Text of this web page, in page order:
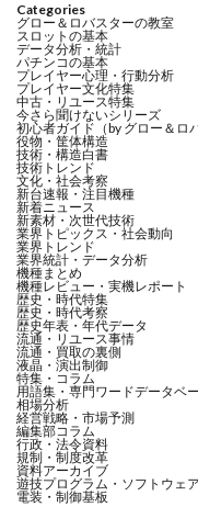
Categories
グロー＆ロバスターの教室
スロットの基本
データ分析・統計
パチンコの基本
プレイヤー心理・行動分析
プレイヤー文化特集
中古・リユース特集
今さら聞けないシリーズ
初心者ガイド（by グロー＆ロ
役物・筐体構造
技術・構造白書
技術トレンド
文化・社会考察
新台速報・注目機種
新着ニュース
新素材・次世代技術
業界トピックス・社会動向
業界トレンド
業界統計・データ分析
機種まとめ
機種レビュー・実機レポート
歴史・時代特集
歴史・時代考察
歴史年表・年代データ
流通・リユース事情
流通・買取の裏側
液晶・演出制御
特集・コラム
用語集・専門ワードデータベ
相場分析
経営戦略・市場予測
編集部コラム
行政・法令資料
規制・制度改革
資料アーカイブ
遊技プログラム・ソフトウェア
電装・制御基板